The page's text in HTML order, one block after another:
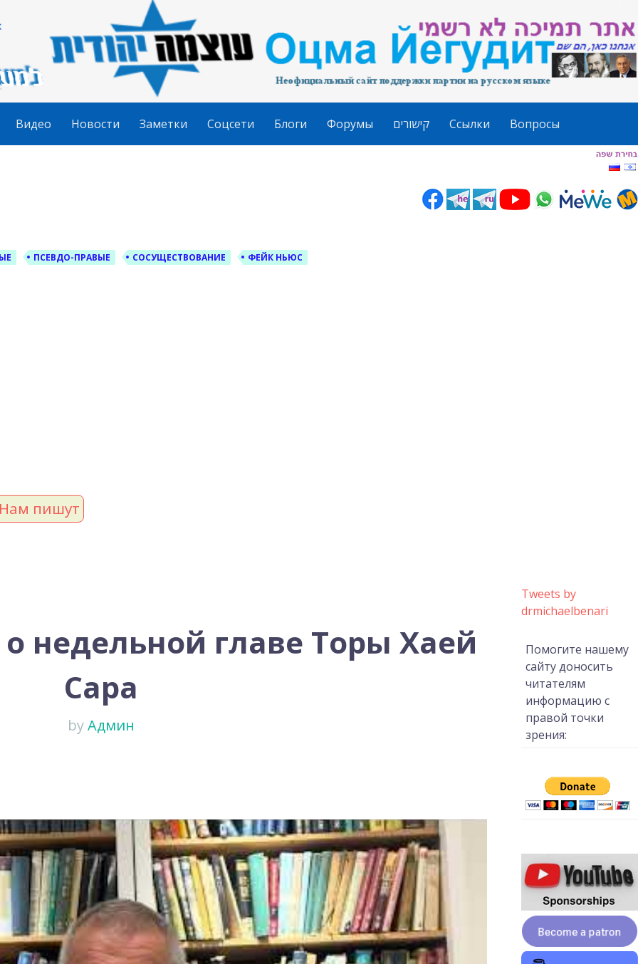
Видео Новости Заметки Соцсети Блоги Форумы קישורים Ссылки Вопросы
ПСЕВДО-ПРАВЫЕ СОСУЩЕСТВОВАНИЕ ФЕЙК НЬЮС
Нам пишут
недельной главе Торы Хаей
Сара
byАдмин
Tweets by
drmichaelbenari
Помогите нашему
сайту доносить
читателям
информацию с
правой точки
зрения: